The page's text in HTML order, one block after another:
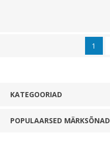
1
KATEGOORIAD
POPULAARSED MÄRKSÕNAD